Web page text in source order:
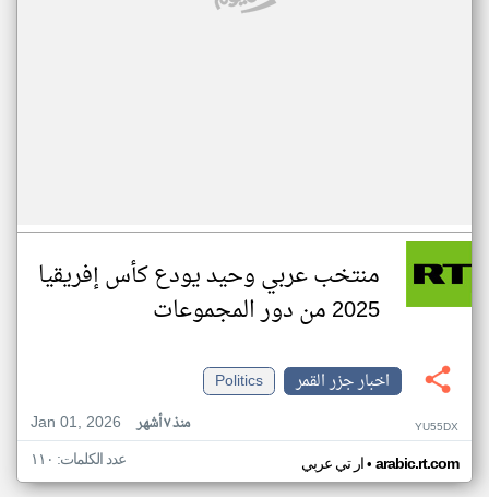
منتخب عربي وحيد يودع كأس إفريقيا
2025 من دور المجموعات
اخبار جزر القمر
Politics
Jan 01, 2026
منذ ٧ أشهر YU55DX
ار تي عربي• arabic.rt.com عدد الكلمات: ١١٠